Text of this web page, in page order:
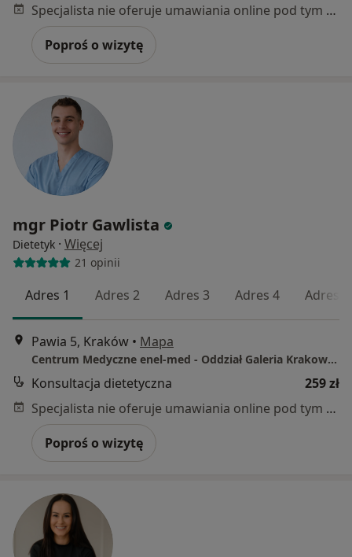
Specjalista nie oferuje umawiania online pod tym adresem.
Poproś o wizytę
mgr Piotr Gawlista
Dietetyk · Więcej
21 opinii
Adres 1 Adres 2 Adres 3 Adres 4 Adres 5
Pawia 5, Kraków • Mapa
Centrum Medyczne enel-med - Oddział Galeria Krakowska
Konsultacja dietetyczna
259 zł
Specjalista nie oferuje umawiania online pod tym adresem.
Poproś o wizytę